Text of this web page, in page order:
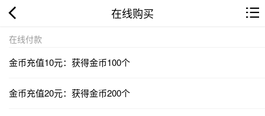
在线购买
在线付款
金币充值10元：获得金币100个
金币充值20元：获得金币200个